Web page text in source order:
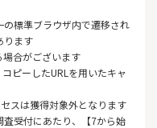
の標準ブラウザ内で遷移され
ります
場合がございます
ピーしたURLを用いたキャ
スは獲得対象外となります
査受付にあたり、【7から始